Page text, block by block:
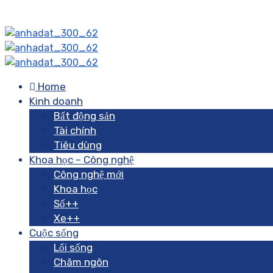
Home
Kinh doanh
Bất động sản
Tài chính
Tiêu dùng
Khoa học – Công nghệ
Công nghệ mới
Khoa học
Số++
Xe++
Cuộc sống
Lối sống
Châm ngôn